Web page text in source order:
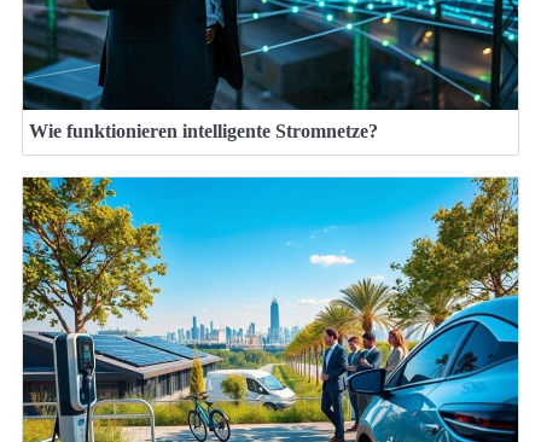
Wie funktionieren intelligente Stromnetze?